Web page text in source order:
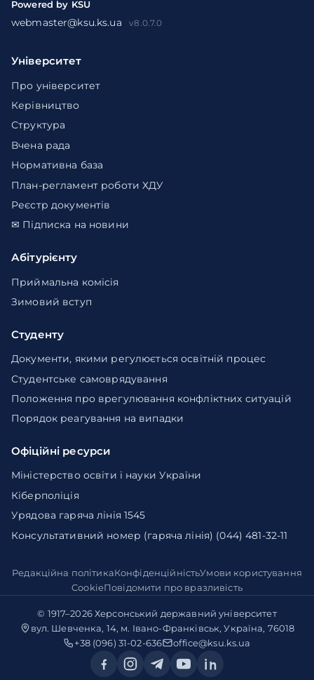
Powered by KSU
webmaster@ksu.ks.ua v8.0.7.0
Університет
Про університет
Керівництво
Структура
Вчена рада
Нормативна база
План-регламент роботи ХДУ
Реєстр документів
✉ Підписка на новини
Абітурієнту
Приймальна комісія
Зимовий вступ
Студенту
Документи, якими регулюється освітній процес
Студентське самоврядування
Положення про врегулювання конфліктних ситуацій
Порядок реагування на випадки
Офіційні ресурси
Міністерство освіти і науки України
Кіберполіція
Урядова гаряча лінія 1545
Консультативний номер (гаряча лінія) (044) 481-32-11
Редакційна політикаКонфіденційністьУмови користування
CookieПовідомити про вразливість
© 1917–2026Херсонський державний університет
вул. Шевченка, 14, м. Івано-Франківськ, Україна, 76018
+38 (096) 31-02-636
office@ksu.ks.ua